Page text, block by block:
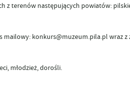
z terenów następujących powiatów:
mailowy: konkurs@muzeum.pila.pl wraz
młodzież, dorośli.